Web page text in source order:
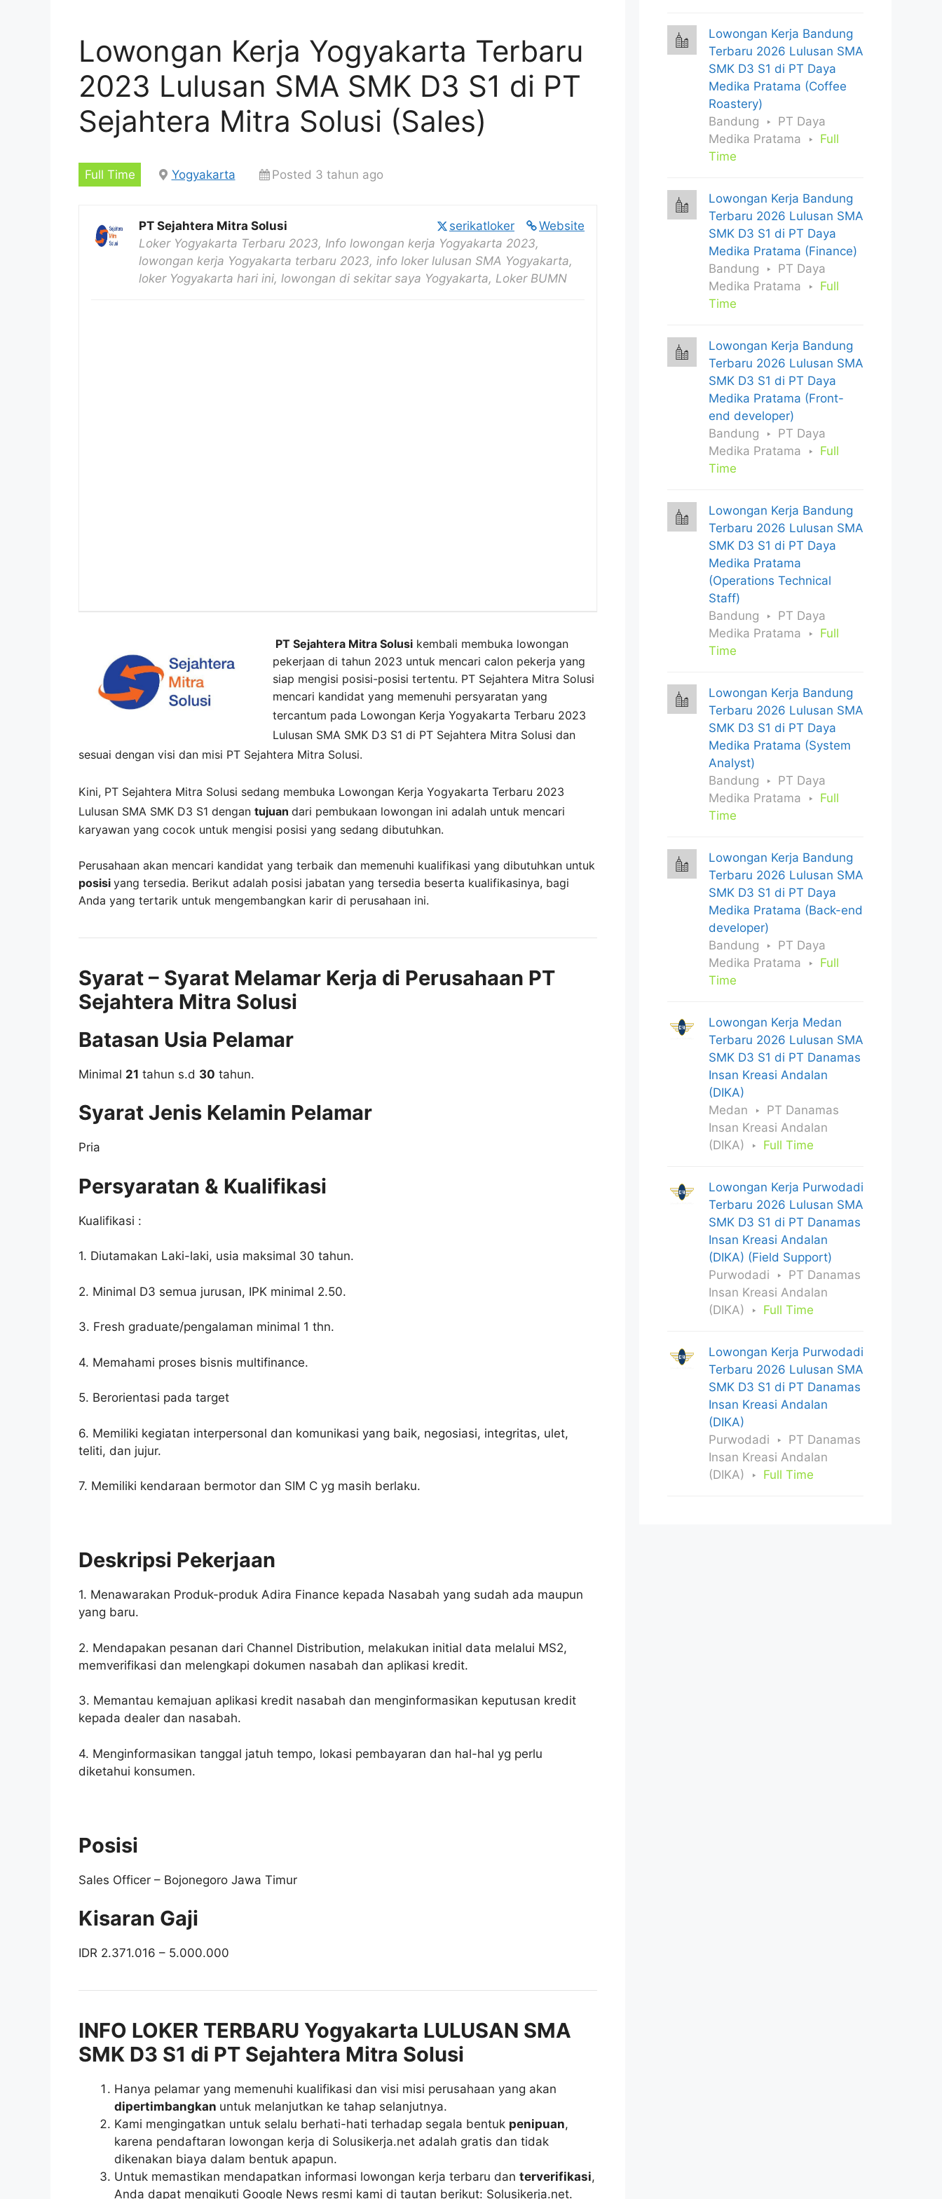
Lowongan Kerja Yogyakarta Terbaru
2023 Lulusan SMA SMK D3 S1 di PT
Sejahtera Mitra Solusi (Sales)
Full Time Yogyakarta Posted 3 tahun ago
Website
serikatloker
PT Sejahtera Mitra Solusi
Loker Yogyakarta Terbaru 2023, Info lowongan kerja Yogyakarta 2023,
lowongan kerja Yogyakarta terbaru 2023, info loker lulusan SMA Yogyakarta,
loker Yogyakarta hari ini, lowongan di sekitar saya Yogyakarta, Loker BUMN
PT Sejahtera Mitra Solusi kembali membuka lowongan
pekerjaan di tahun 2023 untuk mencari calon pekerja yang
siap mengisi posisi-posisi tertentu. PT Sejahtera Mitra Solusi
mencari kandidat yang memenuhi persyaratan yang
tercantum pada Lowongan Kerja Yogyakarta Terbaru 2023
Lulusan SMA SMK D3 S1 di PT Sejahtera Mitra Solusi dan
sesuai dengan visi dan misi PT Sejahtera Mitra Solusi.
Kini, PT Sejahtera Mitra Solusi sedang membuka Lowongan Kerja Yogyakarta Terbaru 2023
Lulusan SMA SMK D3 S1 dengan tujuan dari pembukaan lowongan ini adalah untuk mencari
karyawan yang cocok untuk mengisi posisi yang sedang dibutuhkan.
Perusahaan akan mencari kandidat yang terbaik dan memenuhi kualifikasi yang dibutuhkan untuk
posisi yang tersedia. Berikut adalah posisi jabatan yang tersedia beserta kualifikasinya, bagi
Anda yang tertarik untuk mengembangkan karir di perusahaan ini.
Syarat – Syarat Melamar Kerja di Perusahaan PT
Sejahtera Mitra Solusi
Batasan Usia Pelamar
Minimal 21 tahun s.d 30 tahun.
Syarat Jenis Kelamin Pelamar
Pria
Persyaratan & Kualifikasi
Kualifikasi :
1. Diutamakan Laki-laki, usia maksimal 30 tahun.
2. Minimal D3 semua jurusan, IPK minimal 2.50.
3. Fresh graduate/pengalaman minimal 1 thn.
4. Memahami proses bisnis multifinance.
5. Berorientasi pada target
6. Memiliki kegiatan interpersonal dan komunikasi yang baik, negosiasi, integritas, ulet,
teliti, dan jujur.
7. Memiliki kendaraan bermotor dan SIM C yg masih berlaku.
Deskripsi Pekerjaan
1. Menawarakan Produk-produk Adira Finance kepada Nasabah yang sudah ada maupun
yang baru.
2. Mendapakan pesanan dari Channel Distribution, melakukan initial data melalui MS2,
memverifikasi dan melengkapi dokumen nasabah dan aplikasi kredit.
3. Memantau kemajuan aplikasi kredit nasabah dan menginformasikan keputusan kredit
kepada dealer dan nasabah.
4. Menginformasikan tanggal jatuh tempo, lokasi pembayaran dan hal-hal yg perlu
diketahui konsumen.
Posisi
Sales Officer – Bojonegoro Jawa Timur
Kisaran Gaji
IDR 2.371.016 – 5.000.000
INFO LOKER TERBARU Yogyakarta LULUSAN SMA
SMK D3 S1 di PT Sejahtera Mitra Solusi
Hanya pelamar yang memenuhi kualifikasi dan visi misi perusahaan yang akan
dipertimbangkan untuk melanjutkan ke tahap selanjutnya.
Kami mengingatkan untuk selalu berhati-hati terhadap segala bentuk penipuan,
karena pendaftaran lowongan kerja di Solusikerja.net adalah gratis dan tidak
dikenakan biaya dalam bentuk apapun.
Untuk memastikan mendapatkan informasi lowongan kerja terbaru dan terverifikasi,
Anda dapat mengikuti Google News resmi kami di tautan berikut: Solusikerja.net.
Lowongan Kerja Bandung
Terbaru 2026 Lulusan SMA
SMK D3 S1 di PT Daya
Medika Pratama (Coffee
Roastery)
Bandung
PT Daya
Medika Pratama
Full
Time
Lowongan Kerja Bandung
Terbaru 2026 Lulusan SMA
SMK D3 S1 di PT Daya
Medika Pratama (Finance)
Bandung
PT Daya
Medika Pratama
Full
Time
Lowongan Kerja Bandung
Terbaru 2026 Lulusan SMA
SMK D3 S1 di PT Daya
Medika Pratama (Front-
end developer)
Bandung
PT Daya
Medika Pratama
Full
Time
Lowongan Kerja Bandung
Terbaru 2026 Lulusan SMA
SMK D3 S1 di PT Daya
Medika Pratama
(Operations Technical
Staff)
Bandung
PT Daya
Medika Pratama
Full
Time
Lowongan Kerja Bandung
Terbaru 2026 Lulusan SMA
SMK D3 S1 di PT Daya
Medika Pratama (System
Analyst)
Bandung
PT Daya
Medika Pratama
Full
Time
Lowongan Kerja Bandung
Terbaru 2026 Lulusan SMA
SMK D3 S1 di PT Daya
Medika Pratama (Back-end
developer)
Bandung
PT Daya
Medika Pratama
Full
Time
Lowongan Kerja Medan
Terbaru 2026 Lulusan SMA
SMK D3 S1 di PT Danamas
Insan Kreasi Andalan
(DIKA)
Medan
PT Danamas
Insan Kreasi Andalan
(DIKA)
Full Time
Lowongan Kerja Purwodadi
Terbaru 2026 Lulusan SMA
SMK D3 S1 di PT Danamas
Insan Kreasi Andalan
(DIKA) (Field Support)
Purwodadi
PT Danamas
Insan Kreasi Andalan
(DIKA)
Full Time
Lowongan Kerja Purwodadi
Terbaru 2026 Lulusan SMA
SMK D3 S1 di PT Danamas
Insan Kreasi Andalan
(DIKA)
Purwodadi
PT Danamas
Insan Kreasi Andalan
(DIKA)
Full Time